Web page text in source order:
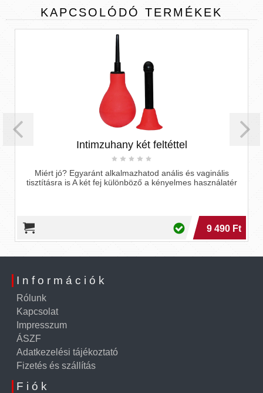
KAPCSOLÓDÓ TERMÉKEK
Intimzuhany két feltéttel
Miért jó? Egyaránt alkalmazhatod anális és vaginális
tisztításra is A két fej különböző a kényelmes használatér
9 490 Ft
Információk
Rólunk
Kapcsolat
Impresszum
ÁSZF
Adatkezelési tájékoztató
Fizetés és szállítás
Fiók